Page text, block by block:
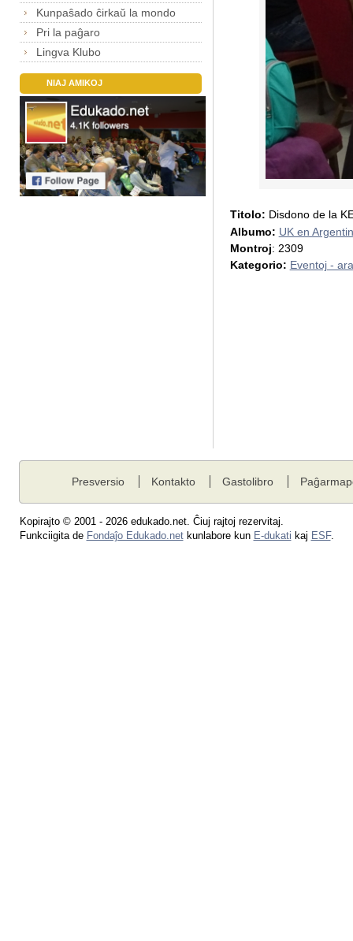
Kunpaŝado ĉirkaŭ la mondo
Pri la paĝaro
Lingva Klubo
NIAJ AMIKOJ
Titolo: Disdono de la
Albumo: UK en
Montroj: 2309
Kategorio: Eventoj -
Presversio Kontakto Gastolibro
Kopirajto © 2001 - 2026 edukado.net. Ĉiuj rajtoj rezervitaj.
Funkciigita de Fondaĵo Edukado.netkunlabore kun E-dukati kaj ESF.